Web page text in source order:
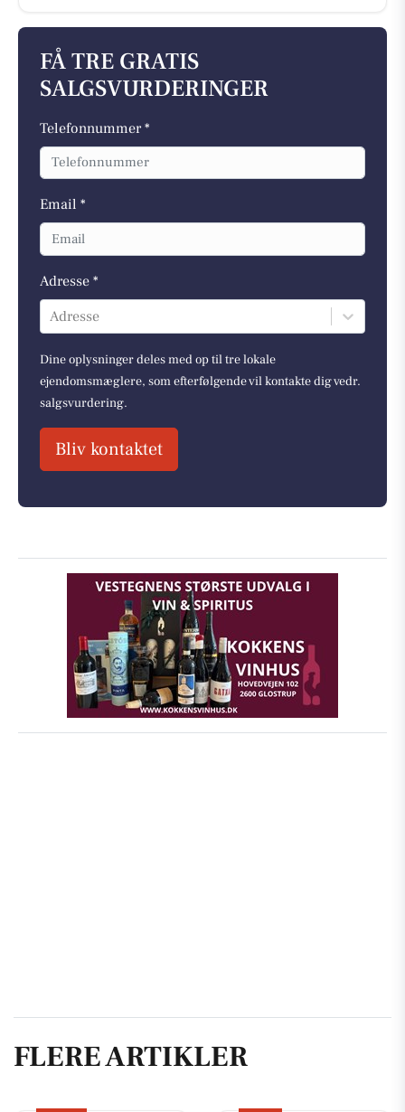
FÅ TRE GRATIS
SALGSVURDERINGER
Telefonnummer *
Email *
Adresse *
Adresse
Dine oplysninger deles med op til tre lokale
ejendomsmæglere, som efterfølgende vil kontakte dig vedr.
salgsvurdering.
Bliv kontaktet
FLERE ARTIKLER